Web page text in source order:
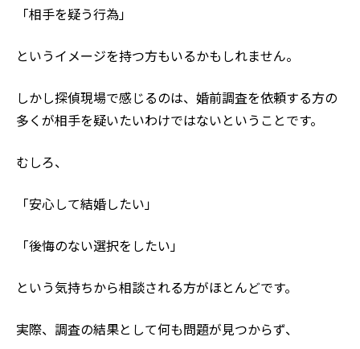
「相手を疑う行為」
というイメージを持つ方もいるかもしれません。
しかし探偵現場で感じるのは、婚前調査を依頼する方の
多くが相手を疑いたいわけではないということです。
むしろ、
「安心して結婚したい」
「後悔のない選択をしたい」
という気持ちから相談される方がほとんどです。
実際、調査の結果として何も問題が見つからず、